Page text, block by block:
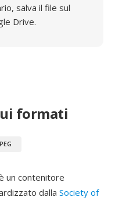
salva il file sul
Drive.
formati
un contenitore
dalla Society of